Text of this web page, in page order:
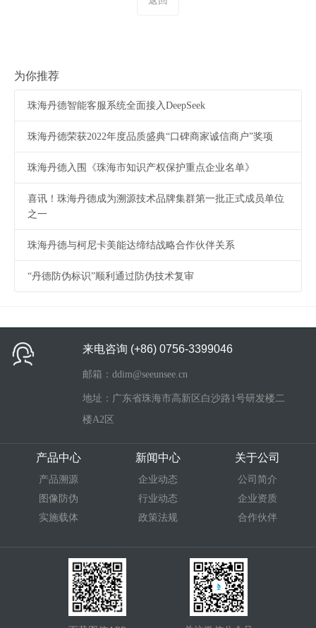
为你推荐
珠海丹德智能客服系统全面接入DeepSeek
珠海丹德荣获2022年度品质盛典“口碑商家诚信商户”奖项
珠海丹德入围《珠海市知识产权保护重点企业名单》
喜讯！珠海丹德成为溯源技术品牌集群第一批正式成员单位
之一
珠海丹德与柯尼卡美能达缔结战略合作伙伴关系
“丹德防伪标识”顺利通过防伪技术复审
来电咨询 (+86) 0756-3399046
邮箱：ddim@seeunsee.cn
地址：广东省珠海市高新区白沙路1号研发楼二
楼A2区
产品中心
产品溯源
图像防伪
实施载体
新闻中心
企业动态
行业动态
政策法规
关于公司
公司简介
企业资质
合作伙伴